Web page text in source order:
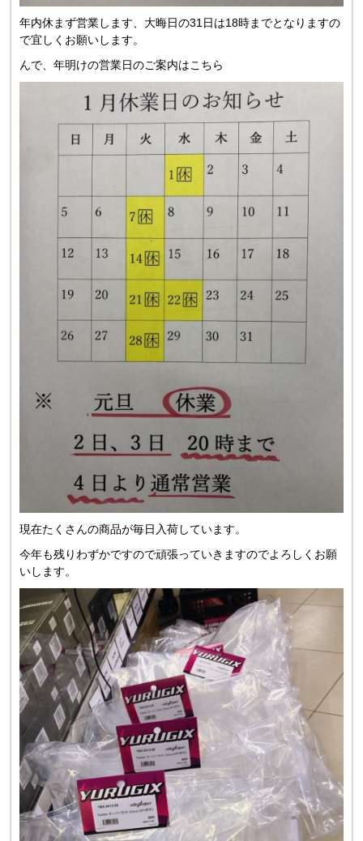
年内休まず営業します、大晦日の31日は18時までとなりますの
で宜しくお願いします。
んで、年明けの営業日のご案内はこちら
現在たくさんの商品が毎日入荷しています。
今年も残りわずかですので頑張っていきますのでよろしくお願
いします。